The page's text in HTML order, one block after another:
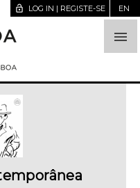

lock_open LOG IN | REGISTE-SE EN